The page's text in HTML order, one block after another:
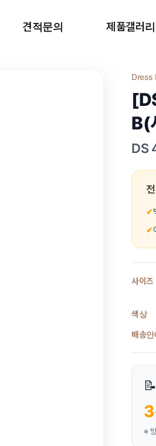
견적문의 제품갤러리
시공갤러리
Dress
B(
DS
✔
✔
사이즈
색상
배송안
📝
※